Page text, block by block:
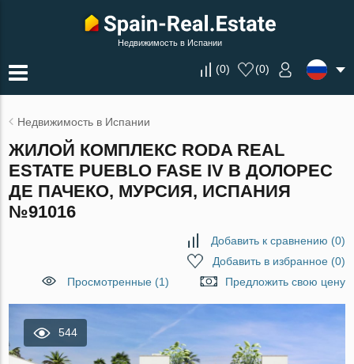
Недвижимость в Испании
(0) (0)
Недвижимость в Испании
ЖИЛОЙ КОМПЛЕКС RODA REAL
ESTATE PUEBLO FASE IV В ДОЛОРЕС
ДЕ ПАЧЕКО, МУРСИЯ, ИСПАНИЯ
№91016
Добавить к сравнению (0)
Добавить в избранное(0)
Просмотренные (1)
Предложить свою цену
544